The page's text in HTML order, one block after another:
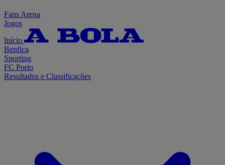
Fans Arena
Jogos
Início
Benfica
Sporting
FC Porto
Resultados e Classificações